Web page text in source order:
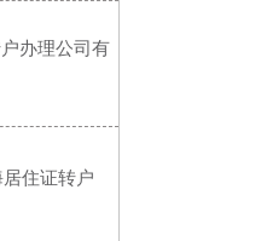
户办理公司有
住证转户